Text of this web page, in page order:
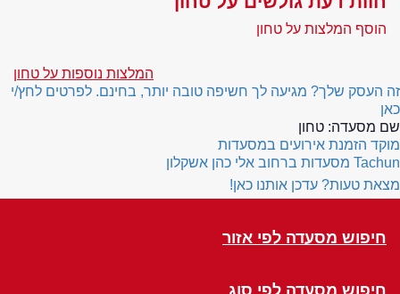
הוסף המלצות על טחון
המלצות נוספות על טחון
זה העסק שלך? מגיעה לך חשיפה טובה יותר, בחינם. לפרטים לחץ/י
כאן
שם מסעדה: טחון
מוקד הזמנת אירועים במסעדות
Tachun מסעדות ברחוב אלי כהן אשקלון
מצאת טעות? עדכן אותנו כאן!
חיפוש מסעדה לפי אזור
חיפוש מסעדה לפי סוג